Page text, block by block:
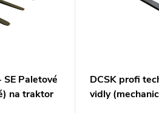
Paletové
na traktor
DCSK profi
vidly